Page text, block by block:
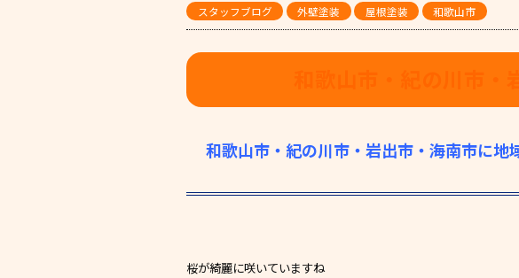
スタッフブログ 外壁塗装 屋根塗装 和歌山市
和歌山市・紀の川市・岩出市・海南市に
桜が綺麗に咲いていますね